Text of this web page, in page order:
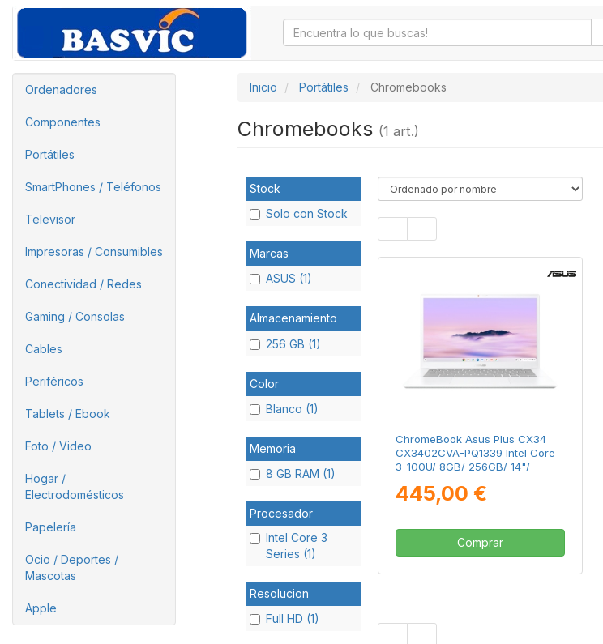
Ordenadores
Componentes
Portátiles
SmartPhones / Teléfonos
Televisor
Impresoras / Consumibles
Conectividad / Redes
Gaming / Consolas
Cables
Periféricos
Tablets / Ebook
Foto / Video
Hogar /
Electrodomésticos
Papelería
Ocio / Deportes /
Mascotas
Apple
Inicio Portátiles Chromebooks
Chromebooks (1 art.)
Stock
Solo con Stock
Marcas
ASUS (1)
Almacenamiento
256 GB (1)
Color
Blanco (1)
Memoria
8 GB RAM (1)
Procesador
Intel Core 3
Series (1)
Resolucion
Full HD (1)
ChromeBook Asus Plus CX34
CX3402CVA-PQ1339 Intel Core
3-100U/ 8GB/ 256GB/ 14"/
445,00 €
Comprar